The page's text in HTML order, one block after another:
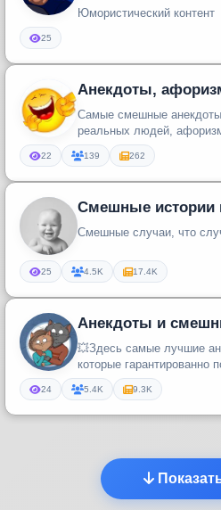
Юмористический контент
25
Анекдоты,
Самые смешные
реальных людей,
22 139 262
Смешные истории
Смешные случаи, что
25 4.5K 17.4K
Анекдоты и
💥Здесь самые лучшие
которые гарантированно
24 5.4K 9.3K